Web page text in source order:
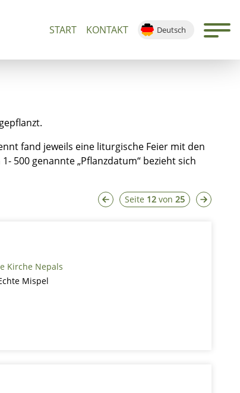
START KONTAKT
Deutsch
Führungen und Andachten Ortsplan
fand jeweils eine liturgische Feier mit den
500 genannte „Pflanzdatum“ bezieht sich
Seite 12 von 25
Kirche Nepals
Mispel